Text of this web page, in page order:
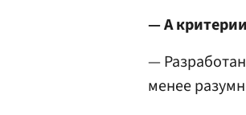
— А
—
менее